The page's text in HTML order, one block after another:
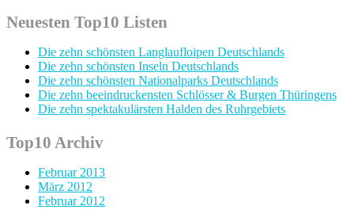
Neuesten Top10 Listen
Die zehn schönsten Langlaufloipen Deutschlands
Die zehn schönsten Inseln Deutschlands
Die zehn schönsten Nationalparks Deutschlands
Die zehn beeindruckensten Schlösser & Burgen Thüringens
Die zehn spektakulärsten Halden des Ruhrgebiets
Top10 Archiv
Februar 2013
März 2012
Februar 2012